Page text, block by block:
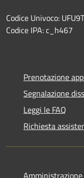
Codice Univoco:
Codice IPA: c_h467
Prenotazione
Segnalazione
Leggi le FAQ
Richiesta